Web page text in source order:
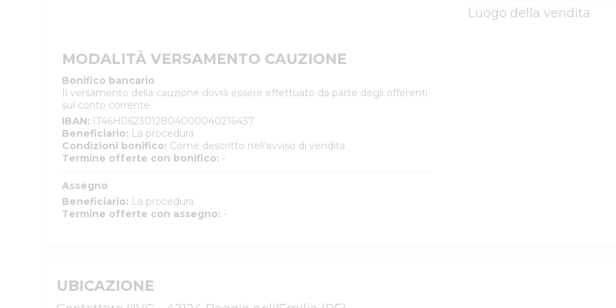
Luogo della vendita
MODALITÀ VERSAMENTO CAUZIONE
Bonifico bancario
Il versamento della cauzione dovrà essere effettuato da parte degli offerenti
sul conto corrente
IBAN: IT46H0623012804000040216437
Beneficiario: La procedura
Condizioni bonifico: Come descritto nell'avviso di vendita
Termine offerte con bonifico: -
Assegno
Beneficiario: La procedura
Termine offerte con assegno: -
UBICAZIONE